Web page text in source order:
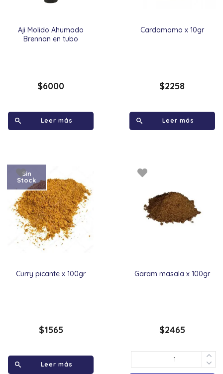
Aji Molido Ahumado
Brennan en tubo
$6000
Leer más
Cardamomo x 10gr
$2258
Leer más
Curry picante x 100gr
Sin
Stock
$1565
Leer más
Garam masala x 100gr
$2465